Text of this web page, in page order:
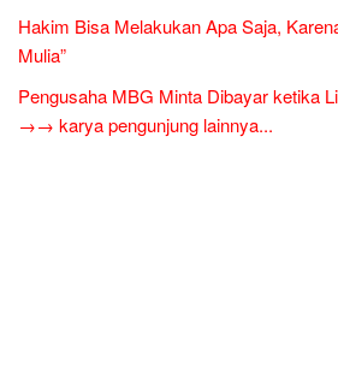
Hakim Bisa Melakukan Apa Saja,
Mulia”
Pengusaha MBG Minta Dibayar ketika
→→ karya pengunjung lainnya...